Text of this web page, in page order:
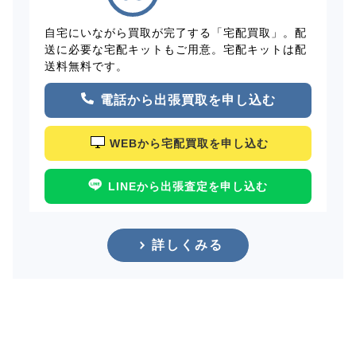
自宅にいながら買取が完了する「宅配買取」。配
送に必要な宅配キットもご用意。宅配キットは配
送料無料です。
電話から出張買取を申し込む
WEBから宅配買取を申し込む
LINEから出張査定を申し込む
詳しくみる